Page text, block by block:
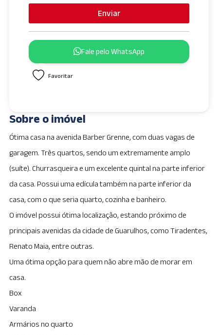
e
d
t
a
+
1
Enviar
Fale pelo WhatsApp
Favoritar
Sobre o imóvel
Ótima casa na avenida Barber Grenne, com duas vagas de
garagem. Três quartos, sendo um extremamente amplo
(suíte). Churrasqueira e um excelente quintal na parte inferior
da casa. Possui uma edícula também na parte inferior da
casa, com o que seria quarto, cozinha e banheiro.
O imóvel possui ótima localização, estando próximo de
principais avenidas da cidade de Guarulhos, como Tiradentes,
Renato Maia, entre outras.
Uma ótima opção para quem não abre mão de morar em
casa.
Box
Varanda
Armários no quarto